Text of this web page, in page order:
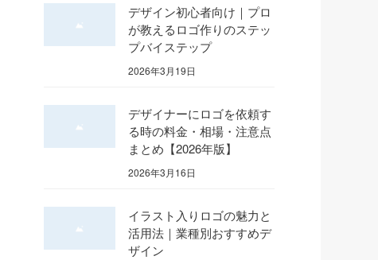
デザイン初心者向け｜プロ
が教えるロゴ作りのステッ
プバイステップ
2026年3月19日
デザイナーにロゴを依頼す
る時の料金・相場・注意点
まとめ【2026年版】
2026年3月16日
イラスト入りロゴの魅力と
活用法｜業種別おすすめデ
ザイン